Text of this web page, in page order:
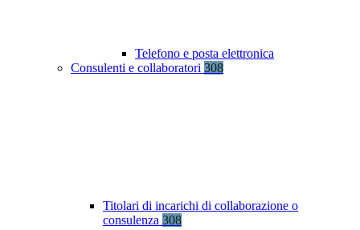
Telefono e posta elettronica
Consulenti e collaboratori 308
Titolari di incarichi di collaborazione o
consulenza 308